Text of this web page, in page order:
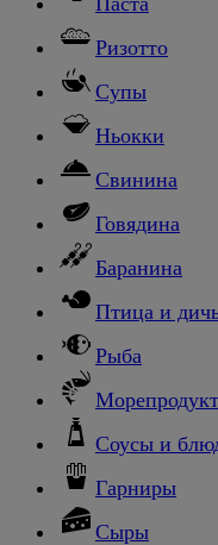
Ризотто
Супы
Ньокки
Свинина
Говядина
Баранина
Птица и
Рыба
Соусы и
Гарниры
Сыры